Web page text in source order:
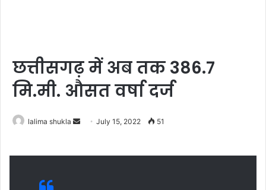
छत्तीसगढ़ में अब तक 386.7
मि.मी. औसत वर्षा दर्ज
lalima shukla
Send July 15, 2022 51